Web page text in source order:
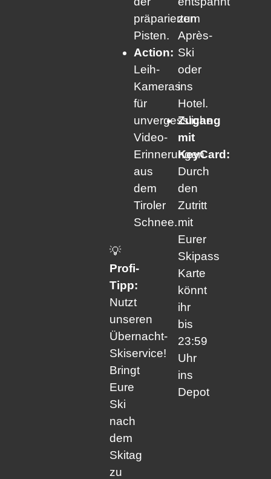
präparierten
Pisten.
Action:
Leih-
Kameras
für
unvergessliche
Video-
Erinnerungen
aus
dem
Tiroler
Schnee.
💡
Profi-
Tipp:
Nutzt
unseren
Übernacht-
Skiservice!
Bringt
Eure
Ski
nach
dem
Skitag
zu
zum
Après-
Ski
oder
ins
Hotel.
Zugang
mit
KeyCard:
Durch
den
Zutritt
mit
Eurer
Skipass
Karte
könnt
ihr
bis
23:59
Uhr
ins
Depot